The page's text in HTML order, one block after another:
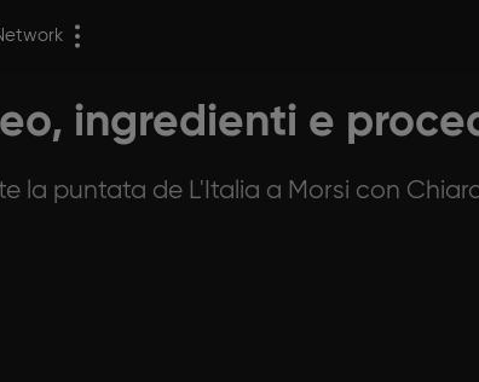
ingredienti e
la puntata de L'Italia a Morsi con